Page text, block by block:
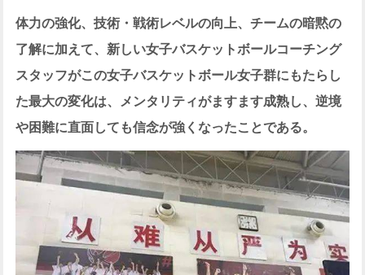
体力の強化、技術・戦術レベルの向上、チームの暗黙の
了解に加えて、新しい女子バスケットボールコーチング
スタッフがこの女子バスケットボール女子群にもたらし
た最大の変化は、メンタリティがますます成熟し、逆境
や困難に直面しても信念が強くなったことである。